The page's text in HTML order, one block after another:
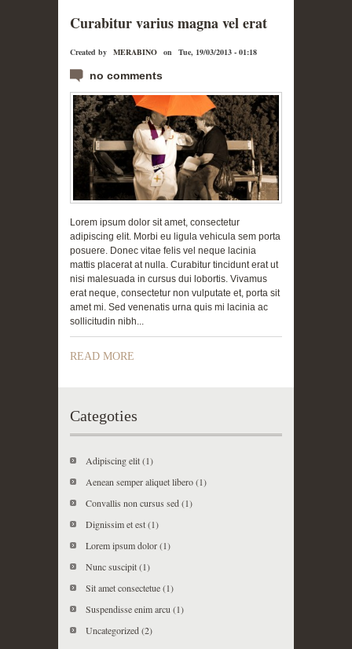
Curabitur varius magna vel erat
Created by MERABINO on Tue, 19/03/2013 - 01:18
no comments
Lorem ipsum dolor sit amet, consectetur
adipiscing elit. Morbi eu ligula vehicula sem porta
posuere. Donec vitae felis vel neque lacinia
mattis placerat at nulla. Curabitur tincidunt erat ut
nisi malesuada in cursus dui lobortis. Vivamus
erat neque, consectetur non vulputate et, porta sit
amet mi. Sed venenatis urna quis mi lacinia ac
sollicitudin nibh...
READ MORE
Categoties
Adipiscing elit(1)
Aenean semper aliquet libero(1)
Convallis non cursus sed(1)
Dignissim et est(1)
Lorem ipsum dolor(1)
Nunc suscipit(1)
Sit amet consectetue(1)
Suspendisse enim arcu(1)
Uncategorized(2)